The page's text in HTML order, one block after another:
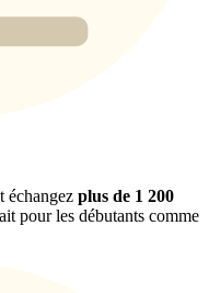
APR
échangez plus de 1 200
pour les débutants comme